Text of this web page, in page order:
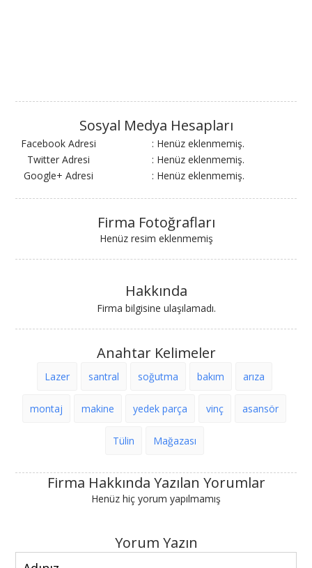
Sosyal Medya Hesapları
Facebook Adresi
: Henüz eklenmemiş.
Twitter Adresi
: Henüz eklenmemiş.
Google+ Adresi
: Henüz eklenmemiş.
Firma Fotoğrafları
Henüz resim eklenmemiş
Hakkında
Firma bilgisine ulaşılamadı.
Anahtar Kelimeler
Lazer santral soğutma bakım arıza
montaj makine yedek parça vinç asansör
Tülin Mağazası
Firma Hakkında Yazılan Yorumlar
Henüz hiç yorum yapılmamış
Yorum Yazın